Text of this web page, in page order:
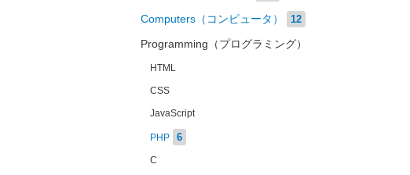
Computers（コンピュータ） 12
Programming（プログラミング）
HTML
CSS
JavaScript
PHP 6
C